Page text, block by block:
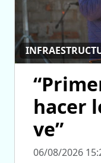
hacer
ve”
06/08/2026